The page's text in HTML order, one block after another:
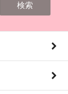
検索